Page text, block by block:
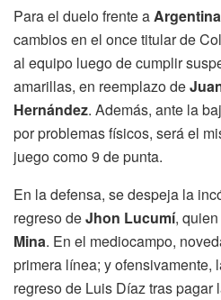
Para el duelo frente aArgentina
cambios en el once titular de
al equipo luego de cumplir
amarillas, en reemplazo de
Hernández. Además, ante la
por problemas físicos, será el
juego como 9 de punta.
En la defensa, se despeja la
regreso deJhon Lucumí,
Mina. En el mediocampo,
primera línea; y ofensivamente,
regreso de Luis Díaz tras pagar